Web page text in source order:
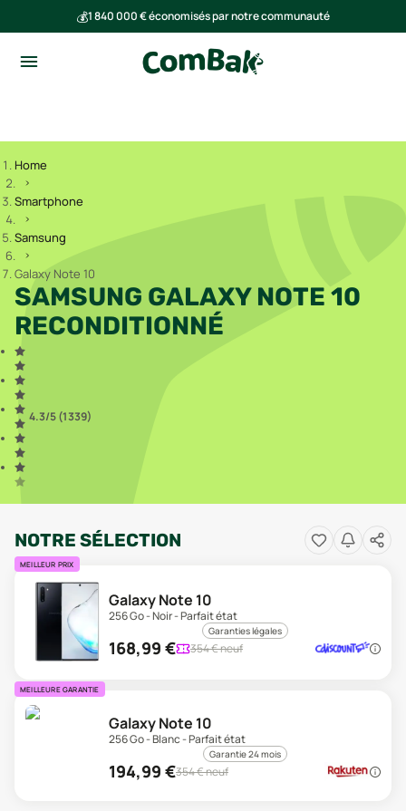
💰1 840 000 € économisés par notre communauté
Home
Smartphone
Samsung
Galaxy Note 10
SAMSUNG GALAXY NOTE 10
RECONDITIONNÉ
4.3/5 (1 339)
NOTRE SÉLECTION
MEILLEUR PRIX
Galaxy Note 10
256 Go - Noir - Parfait état
Garanties légales
168,99 € 354€ neuf
MEILLEURE GARANTIE
Galaxy Note 10
256 Go - Blanc - Parfait état
Garantie 24 mois
194,99 €354€ neuf